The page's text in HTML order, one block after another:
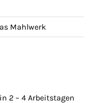
Mahlwerk
2 – 4 Arbeitstagen